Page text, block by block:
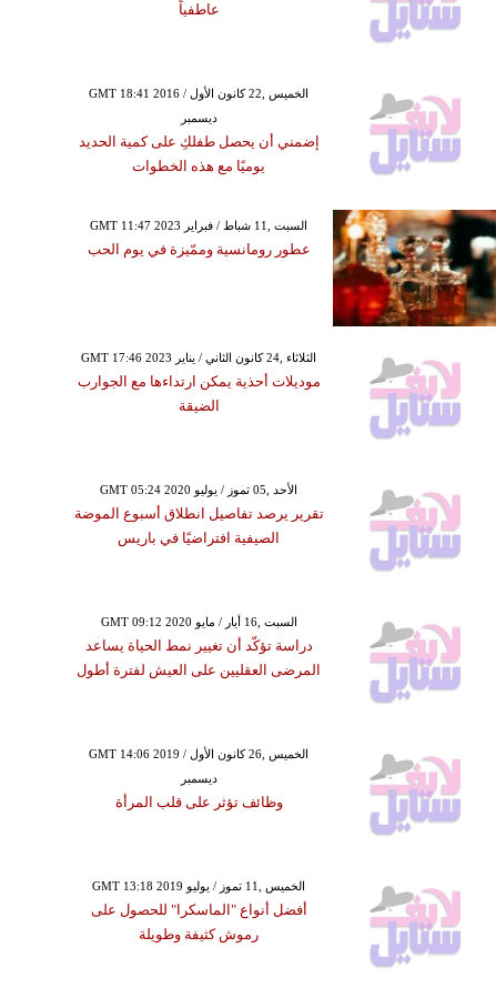
عاطفياً
GMT 18:41 2016 الخميس ,22 كانون الأول /
ديسمبر
إضمني أن يحصل طفلكِ على كمية الحديد
يوميًا مع هذه الخطوات
GMT 11:47 2023 السبت ,11 شباط / فبراير
عطور رومانسية وممّيزة في يوم الحب
GMT 17:46 2023 الثلاثاء ,24 كانون الثاني / يناير
موديلات أحذية يمكن ارتداءها مع الجوارب
الضيقة
GMT 05:24 2020 الأحد ,05 تموز / يوليو
تقرير يرصد تفاصيل انطلاق أسبوع الموضة
الصيفية افتراضيًا في باريس
GMT 09:12 2020 السبت ,16 أيار / مايو
دراسة تؤكّد أن تغيير نمط الحياة يساعد
المرضى العقليين على العيش لفترة أطول
GMT 14:06 2019 الخميس ,26 كانون الأول /
ديسمبر
وظائف تؤثر على قلب المرأة
GMT 13:18 2019 الخميس ,11 تموز / يوليو
أفضل أنواع "الماسكرا" للحصول على
رموش كثيفة وطويلة